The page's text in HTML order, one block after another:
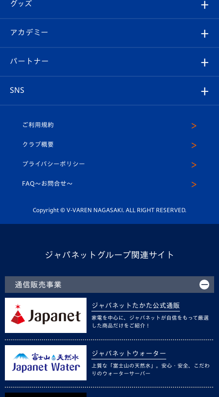
チケット
イベント
メディア
ホームタウン
スタッフプロフィール
マスコット紹介
平和祈念活動
ホームタウン活動
Revive Team
ヴィヴィくんの長崎おもてなしガイド
フォトギャラリー
スタジアムグルメ
V-LOVERS（ファンクラブ）
プレイヤーズスイート
グッズ
オンラインショップ
店舗情報
アカデミー
育成からのお知らせ
U-18
スクール
パートナー
SNS
ヴィヴィくんインスタグラム
公式LINE＠
ご利用規約
クラブ概要
プライバシーポリシー
FAQ〜お問合せ〜
Copyright © V-VAREN NAGASAKI. ALL RIGHT RESERVED.
ジャパネットグループ関連サイト
通信販売事業
ジャパネットたかた公式通販
家電を中心に、ジャパネットが自信をもって厳選
した商品だけをご紹介！
ジャパネットウォーター
上質な「富士山の天然水」。安心・安全、こだわ
りのウォーターサーバー